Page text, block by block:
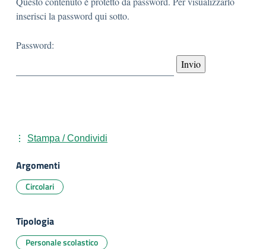
inserisci la password qui sotto.
Password:
Stampa / Condividi
Argomenti
Circolari
Tipologia
Personale scolastico